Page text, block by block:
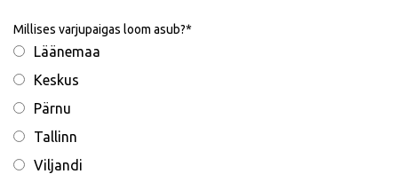
Millises varjupaigas loom asub?
Läänemaa
Keskus
Pärnu
Tallinn
Viljandi